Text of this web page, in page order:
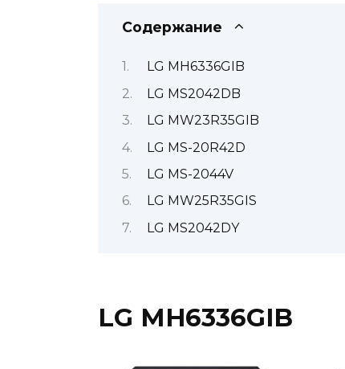
Содержание
LG MH6336GIB
LG MS2042DB
LG MW23R35GIB
LG MS-20R42D
LG MS-2044V
LG MW25R35GIS
LG MS2042DY
LG MH6336GIB